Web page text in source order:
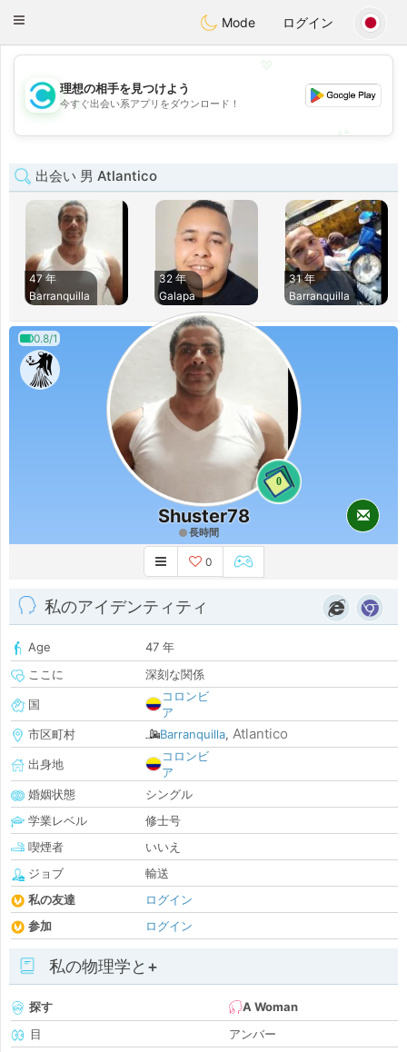
olombiaCitas
Toggle
Mode ログイン
💖
💕
理想の相手を見つけよう
今すぐ出会い系アプリをダウンロード！
出会い 男 Atlantico
47 年
Barranquilla
32 年
Galapa
31 年
Barranquilla
0.8/1
0
Shuster78
長時間
0
私のアイデンティティ
Age
47 年
ここに
深刻な関係
国
コロンビ
ア
市区町村
Barranquilla, Atlantico
出身地
コロンビ
ア
婚姻状態
シングル
学業レベル
修士号
喫煙者
いいえ
ジョブ
輸送
私の友達
ログイン
参加
ログイン
私の物理学と+
探す
A Woman
目
アンバー